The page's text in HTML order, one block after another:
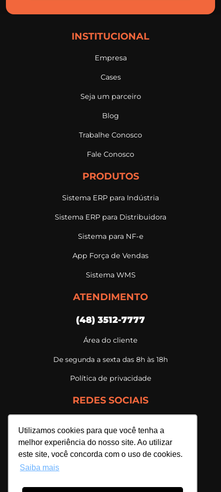
Utilizamos cookies para que você tenha a
melhor experiência do nosso site. Ao utilizar
este site, você concorda com o uso de cookies.
Saiba mais
INSTITUCIONAL
Empresa
Cases
Seja um parceiro
Blog
Trabalhe Conosco
Fale Conosco
PRODUTOS
Sistema ERP para Indústria
Sistema ERP para Distribuidora
Sistema para NF-e
App Força de Vendas
Sistema WMS
ATENDIMENTO
(48) 3512-7777
Área do cliente
De segunda a sexta das 8h às 18h
Política de privacidade
REDES SOCIAIS